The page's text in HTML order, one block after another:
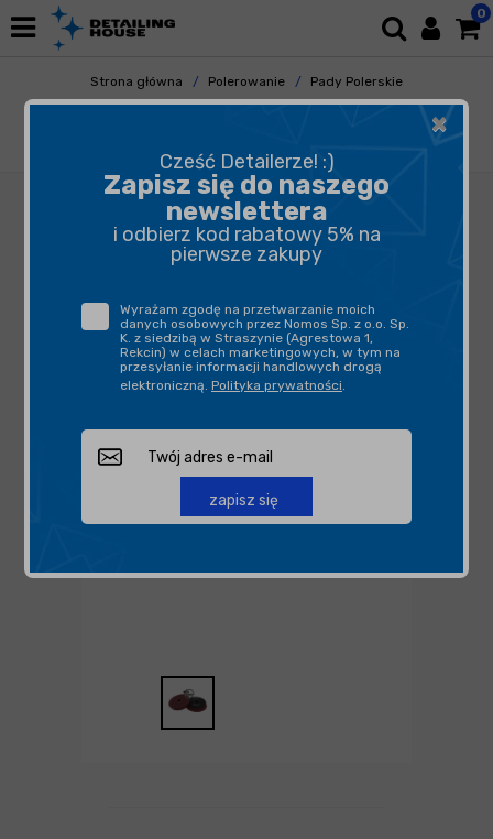
0
Strona główna Polerowanie
Pady Polerskie
Gąbki Polerskie
×
Cześć Detailerze! :)
Zapisz się do naszego
newslettera
i odbierz kod rabatowy 5% na
pierwsze zakupy
Wyrażam zgodę na przetwarzanie moich
danych osobowych przez Nomos Sp. z o.o. Sp.
K. z siedzibą w Straszynie (Agrestowa 1,
Rekcin) w celach marketingowych, w tym na
przesyłanie informacji handlowych drogą
elektroniczną. Polityka prywatności.
zapisz się